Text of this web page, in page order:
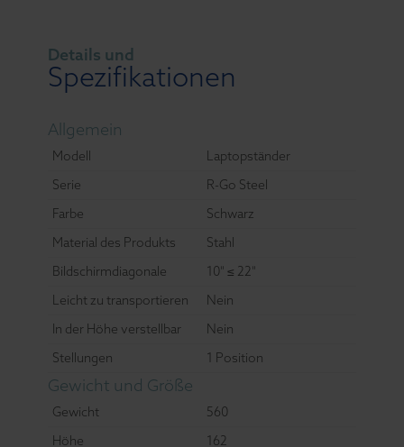
Details und
Spezifikationen
Allgemein
Modell
Laptopständer
Serie
R-Go Steel
Farbe
Schwarz
Material des Produkts
Stahl
Bildschirmdiagonale
10" ≤ 22"
Leicht zu transportieren
Nein
In der Höhe verstellbar
Nein
Stellungen
1 Position
Gewicht und Größe
Gewicht
560
Höhe
162